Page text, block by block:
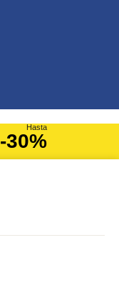
Hasta
-30%